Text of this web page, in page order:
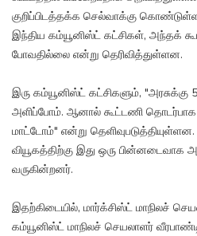
குறிப்பிடத்தக்க செல்வாக்கு
இந்திய கம்யூனிஸ்ட் கட்சிகள், அந்தக்
போவதில்லை என்று தெரிவித்துள்ளன.
இரு கம்யூனிஸ்ட் கட்சிகளும்,
அளிப்போம். ஆனால் கூட்டணி தொடர்பாக
மாட்டோம்" என்று
வியூகத்திற்கு இது ஒரு பின்னடைவாக
வருகின்றனர்.
இதற்கிடையில், மார்க்சிஸ்ட் மாநிலச்
கம்யூனிஸ்ட் மாநிலச் செயலாளர்